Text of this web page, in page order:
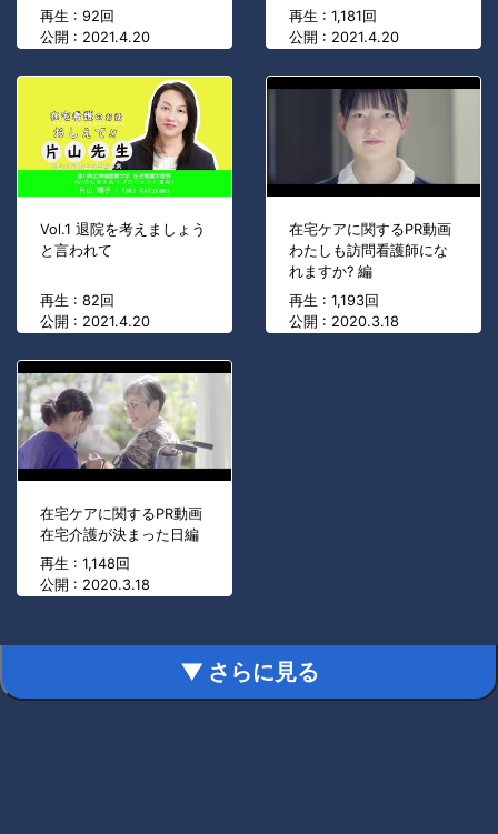
再生 : 92回
公開 : 2021.4.20
再生 : 1,181回
公開 : 2021.4.20
Vol.1 退院を考えましょう
と言われて
再生 : 82回
公開 : 2021.4.20
在宅ケアに関するPR動画
わたしも訪問看護師にな
れますか? 編
再生 : 1,193回
公開 : 2020.3.18
在宅ケアに関するPR動画
在宅介護が決まった日編
再生 : 1,148回
公開 : 2020.3.18
▼ さらに見る